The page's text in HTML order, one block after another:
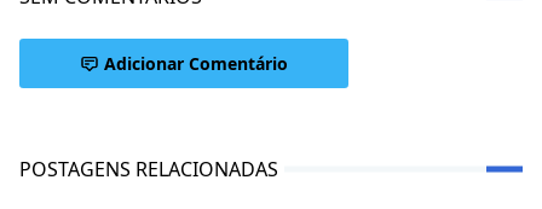
Adicionar Comentário
POSTAGENS RELACIONADAS